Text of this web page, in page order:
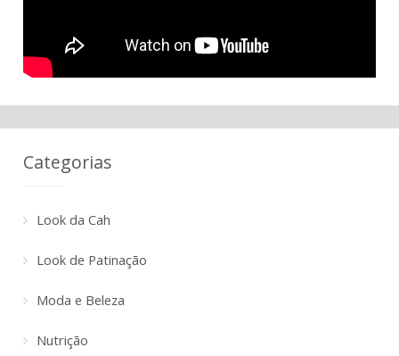
Categorias
Look da Cah
Look de Patinação
Moda e Beleza
Nutrição